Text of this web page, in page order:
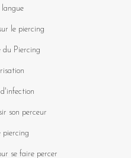
langue
le piercing
du Piercing
son perceur
piercing
se faire percer